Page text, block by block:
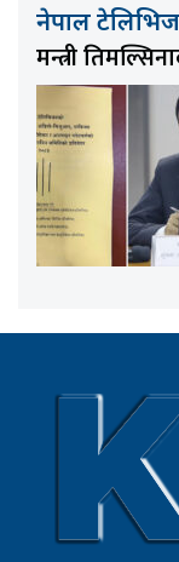
नेपाल
मन्त्री